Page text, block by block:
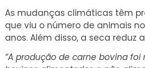
As mudanças climáticas têm
que viu o número de animais
anos. Além disso, a seca
“A produção de carne bovina